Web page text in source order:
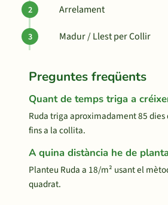
Arrelament
Madur / Llest per Collir
Preguntes freqüents
Quant de temps triga a
Ruda triga aproximadament 85
fins a la collita.
A quina distància he de
Planteu Ruda a 18/m² usant el
quadrat.